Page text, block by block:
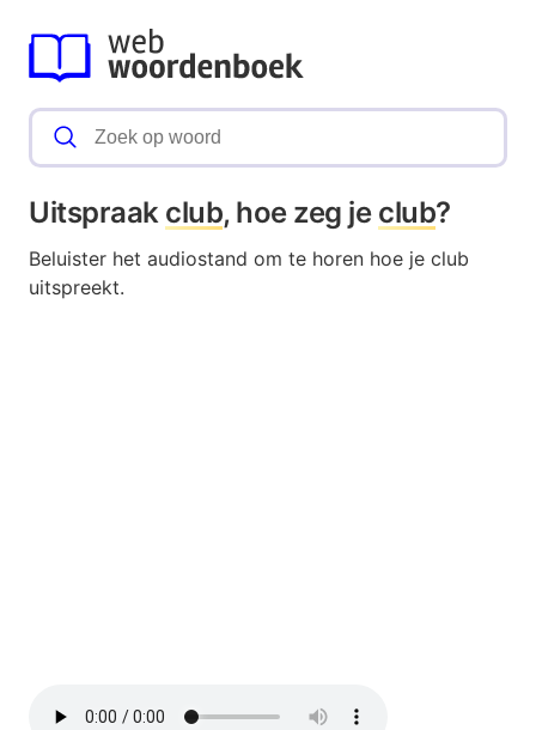
Uitspraak club, hoe zeg je club?
Beluister het audiostand om te horen hoe je club
uitspreekt.